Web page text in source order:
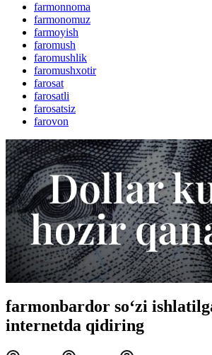
farmonnoma
farmonomuz
farmoyish
faromush
faromushlik
faromushxotir
farosat
farosatli
farosatsiz
farovon
farmonbardor so‘zi
internetda qidiring